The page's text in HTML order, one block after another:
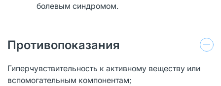
болевым синдромом.
Противопоказания
Гиперчувствительность к активному веществу или
вспомогательным компонентам;